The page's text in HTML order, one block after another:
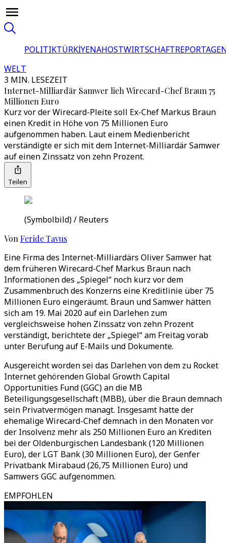
POLITIKTÜRKİYENAHOSTWIRTSCHAFT
WELT
3 MIN. LESEZEIT
Internet-Milliardär Samwer lieh Wirecard-Chef Braun 75
Millionen Euro
Kurz vor der Wirecard-Pleite soll Ex-Chef Markus Braun
einen Kredit in Höhe von 75 Millionen Euro
aufgenommen haben. Laut einem Medienbericht
verständigte er sich mit dem Internet-Milliardär Samwer
auf einen Zinssatz von zehn Prozent.
Teilen
(Symbolbild) / Reuters
Von Feride Tavus
Eine Firma des Internet-Milliardärs Oliver Samwer hat
dem früheren Wirecard-Chef Markus Braun nach
Informationen des „Spiegel“ noch kurz vor dem
Zusammenbruch des Konzerns eine Kreditlinie über 75
Millionen Euro eingeräumt. Braun und Samwer hätten
sich am 19. Mai 2020 auf ein Darlehen zum
vergleichsweise hohen Zinssatz von zehn Prozent
verständigt, berichtete der „Spiegel“ am Freitag vorab
unter Berufung auf E-Mails und Dokumente.
Ausgereicht worden sei das Darlehen von dem zu Rocket
Internet gehörenden Global Growth Capital
Opportunities Fund (GGC) an die MB
Beteiligungsgesellschaft (MBB), über die Braun demnach
sein Privatvermögen managt. Insgesamt hatte der
ehemalige Wirecard-Chef demnach in den Monaten vor
der Insolvenz mehr als 250 Millionen Euro an Krediten
bei der Oldenburgischen Landesbank (120 Millionen
Euro), der LGT Bank (30 Millionen Euro), der Genfer
Privatbank Mirabaud (26,75 Millionen Euro) und
Samwers GGC aufgenommen.
EMPFOHLEN